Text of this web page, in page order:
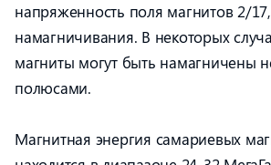
напряженность поля магнитов 2/
намагничивания. В некоторых
магниты могут быть намагничены
полюсами.
Магнитная энергия самариевых